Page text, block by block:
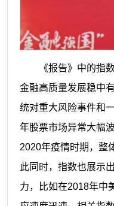
《报告》中的指
金融高质量发展稳中
统对重大风险事件和
年股票市场异常大幅
2020年疫情时期，整
此同时，指数也展示
力，比如在2018年中